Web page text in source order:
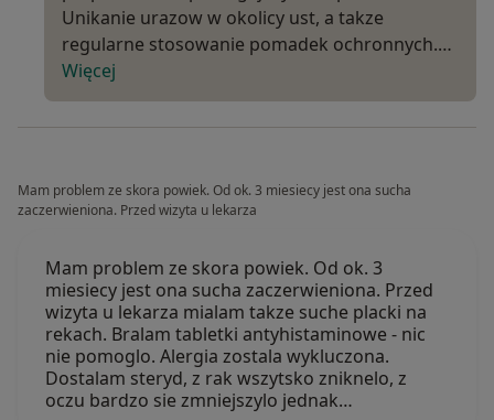
Unikanie urazow w okolicy ust, a takze
regularne stosowanie pomadek ochronnych.…
Więcej
Mam problem ze skora powiek. Od ok. 3 miesiecy jest ona sucha
zaczerwieniona. Przed wizyta u lekarza
Mam problem ze skora powiek. Od ok. 3
miesiecy jest ona sucha zaczerwieniona. Przed
wizyta u lekarza mialam takze suche placki na
rekach. Bralam tabletki antyhistaminowe - nic
nie pomoglo. Alergia zostala wykluczona.
Dostalam steryd, z rak wszytsko zniknelo, z
oczu bardzo sie zmniejszylo jednak…